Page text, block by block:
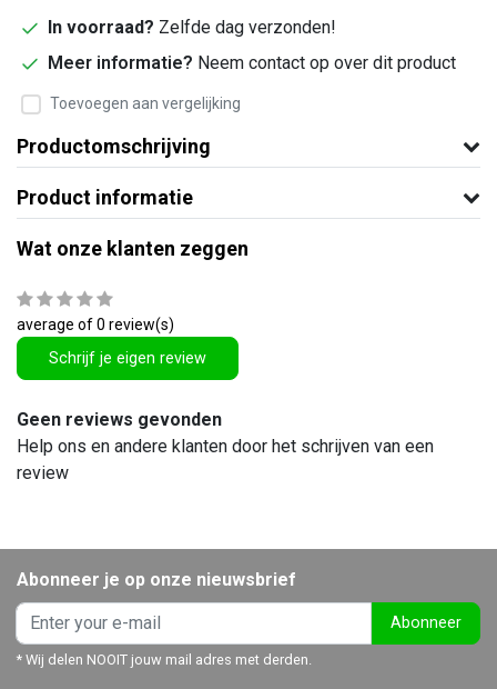
In voorraad? Zelfde dag verzonden!
Meer informatie? Neem contact op over dit product
Toevoegen aan vergelijking
Productomschrijving
Product informatie
Wat onze klanten zeggen
average of 0 review(s)
Schrijf je eigen review
Geen reviews gevonden
Help ons en andere klanten door het schrijven van een
review
Abonneer je op onze nieuwsbrief
Abonneer
* Wij delen NOOIT jouw mail adres met derden.